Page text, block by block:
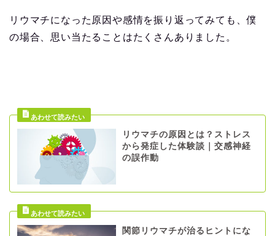
リウマチになった原因や感情を振り返ってみても、僕
の場合、思い当たることはたくさんありました。
リウマチの原因とは？ストレス
から発症した体験談｜交感神経
の誤作動
関節リウマチが治るヒントにな